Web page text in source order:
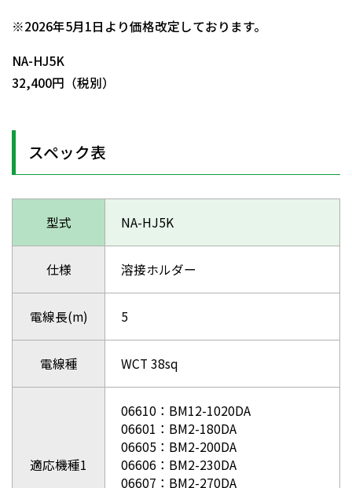
※2026年5月1日より価格改定しております。
NA-HJ5K
32,400円（税別）
スペック表
型式 NA-HJ5K
仕様 溶接ホルダー
電線長(m) 5
電線種 WCT 38sq
適応機種1
06610：BM12-1020DA
06601：BM2-180DA
06605：BM2-200DA
06606：BM2-230DA
06607：BM2-270DA